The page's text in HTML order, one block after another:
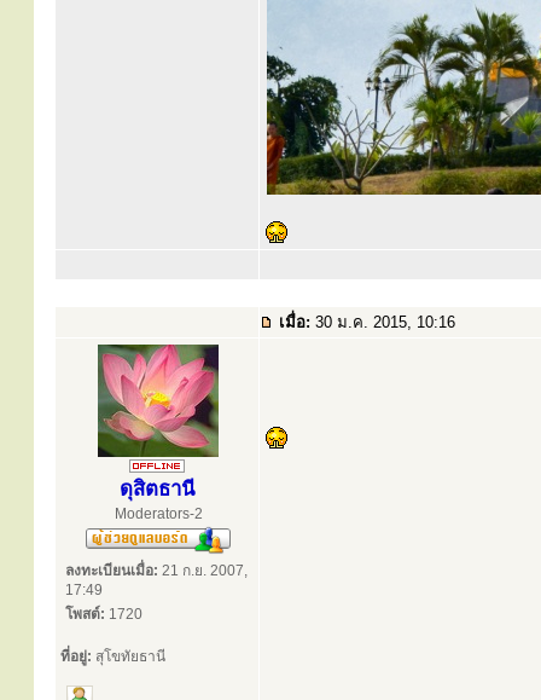
เมื่อ: 30 ม.ค. 2015, 10:16
ดุสิตธานี
Moderators-2
ลงทะเบียนเมื่อ: 21 ก.ย. 2007,
17:49
โพสต์: 1720
ที่อยู่: สุโขทัยธานี